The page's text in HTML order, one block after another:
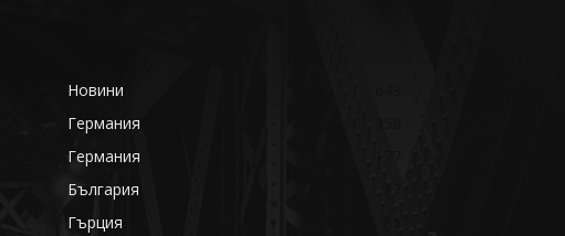
Новини
Германия
Германия
България
Гърция